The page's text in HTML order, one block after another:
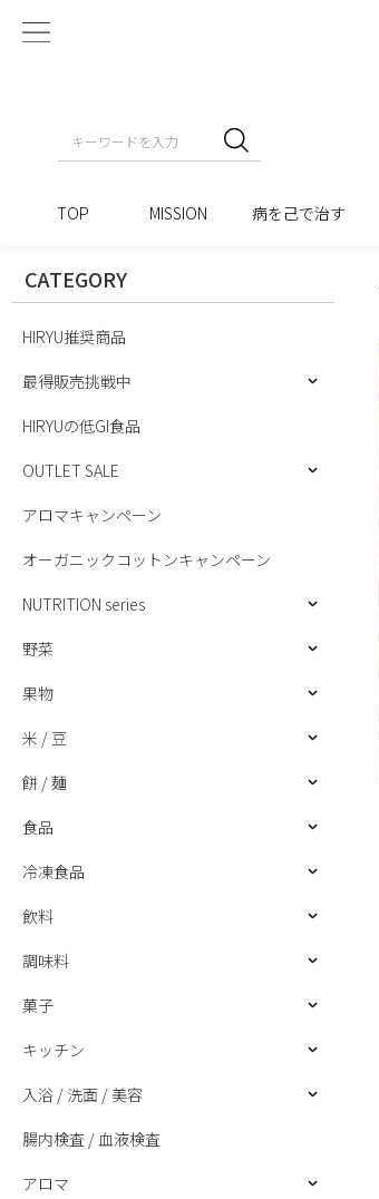
TOP MISSION 病を己で治す
CATEGORY
HIRYU推奨商品
最得販売挑戦中
HIRYUの低GI食品
OUTLET SALE
アロマキャンペーン
オーガニックコットンキャンペーン
NUTRITION series
野菜
果物
米 / 豆
餅 / 麺
食品
冷凍食品
飲料
調味料
菓子
キッチン
入浴 / 洗面 / 美容
腸内検査 / 血液検査
アロマ